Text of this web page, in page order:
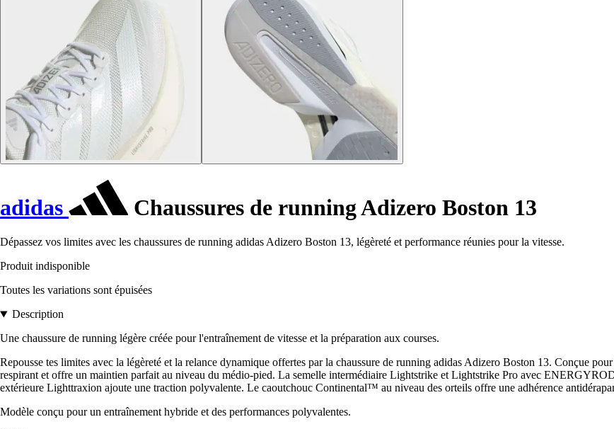
adidas Chaussures de running Adizero Boston 13
Dépassez vos limites avec les chaussures de running adidas Adizero Boston 13, légèreté et performance réunies pour la vitesse.
Produit indisponible
Toutes les variations sont épuisées
Description
Une chaussure de running légère créée pour l'entraînement de vitesse et la préparation aux courses.
Repousse tes limites avec la légèreté et la relance dynamique offertes par la chaussure de running adidas Adizero Boston 13. Conçue
respirant et offre un maintien parfait au niveau du médio-pied. La semelle intermédiaire Lightstrike et Lightstrike Pro avec
extérieure Lighttraxion ajoute une traction polyvalente. Le caoutchouc Continental™ au niveau des orteils offre une adhérence
Modèle conçu pour un entraînement hybride et des performances polyvalentes.